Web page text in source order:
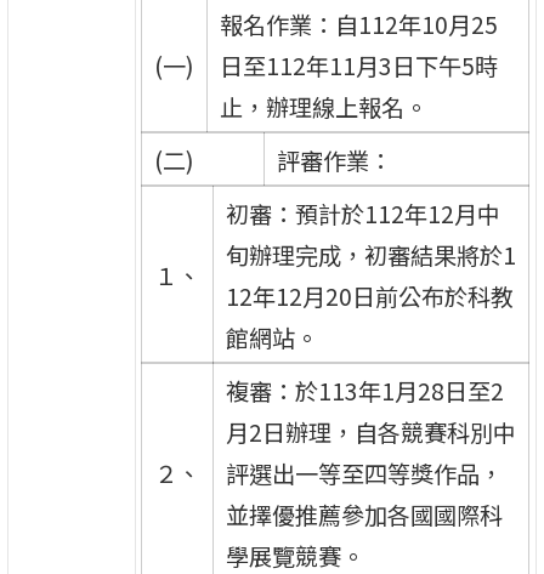
(一)
報名作業：自112年10月25
日至112年11月3日下午5時
止，辦理線上報名。
(二)
評審作業：
１、
初審：預計於112年12月中
旬辦理完成，初審結果將於1
12年12月20日前公布於科教
館網站。
２、
複審：於113年1月28日至2
月2日辦理，自各競賽科別中
評選出一等至四等獎作品，
並擇優推薦參加各國國際科
學展覽競賽。